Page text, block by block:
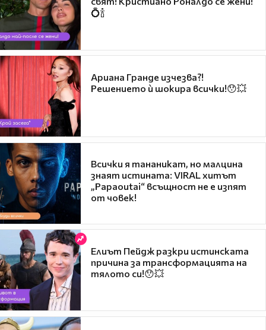
💍🍾
Ариана Гранде изчезва?!
Решението ѝ шокира всички!😯💥
Всички я тананикат, но малцина
знаят истината: VIRAL хитът
„Papaoutai“ всъщност не е изпят
от човек!
Елиът Пейдж разкри истинската
причина за трансформацията на
тялото си!😯💥